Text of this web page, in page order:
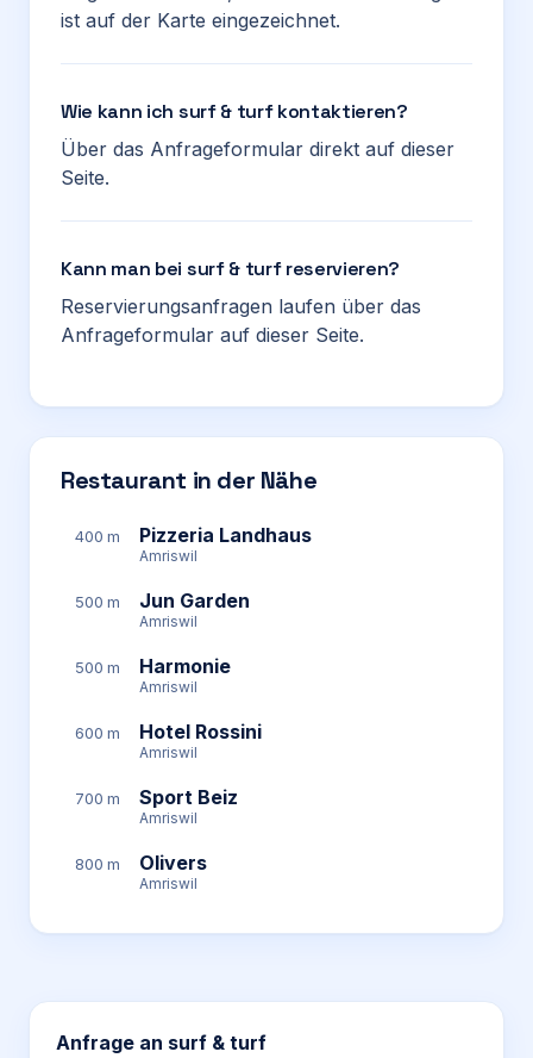
ist auf der Karte eingezeichnet.
Wie kann ich surf & turf kontaktieren?
Über das Anfrageformular direkt auf dieser
Seite.
Kann man bei surf & turf reservieren?
Reservierungsanfragen laufen über das
Anfrageformular auf dieser Seite.
Restaurant in der Nähe
400 m Pizzeria Landhaus
Amriswil
500 m Jun Garden
Amriswil
500 m Harmonie
Amriswil
600 m Hotel Rossini
Amriswil
700 m Sport Beiz
Amriswil
800 m Olivers
Amriswil
Anfrage an surf & turf